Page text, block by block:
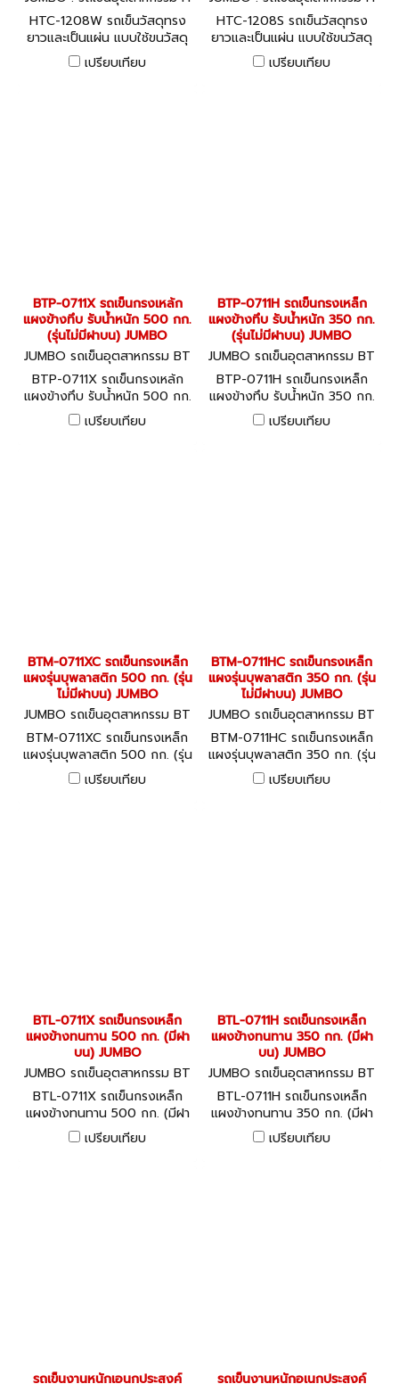
TC-1208W
HTC-1208W รถเข็นวัสดุทรง
ยาวและเป็นแผ่น แบบใช้ขนวัสดุ
แท่งหรือม้วน พื้นไม้ ท่อสี่มุม
JUMBO
เปรียบเทียบ
TC-1208S
HTC-1208S รถเข็นวัสดุทรง
ยาวและเป็นแผ่น แบบใช้ขนวัสดุ
แท่งหรือม้วน พื้นเหล็กลาย ท่อสี่
มุม JUMBO
เปรียบเทียบ
BTP-0711X รถเข็นกรงเหล้ก
แผงข้างทึบ รับน้ำหนัก 500 กก.
(รุ่นไม่มีฝาบน) JUMBO
JUMBO รถเข็นอุตสาหกรรม BT
P-0711X
BTP-0711X รถเข็นกรงเหล้ก
แผงข้างทึบ รับน้ำหนัก 500 กก.
(รุ่นไม่มีฝาบน) JUMBO
เปรียบเทียบ
BTP-0711H รถเข็นกรงเหล็ก
แผงข้างทึบ รับน้ำหนัก 350 กก.
(รุ่นไม่มีฝาบน) JUMBO
JUMBO รถเข็นอุตสาหกรรม BT
P-0711H
BTP-0711H รถเข็นกรงเหล็ก
แผงข้างทึบ รับน้ำหนัก 350 กก.
(รุ่นไม่มีฝาบน) JUMBO
เปรียบเทียบ
BTM-0711XC รถเข็นกรงเหล็ก
แผงรุ่นบุพลาสติก 500 กก. (รุ่น
ไม่มีฝาบน) JUMBO
JUMBO รถเข็นอุตสาหกรรม BT
M-0711XC
BTM-0711XC รถเข็นกรงเหล็ก
แผงรุ่นบุพลาสติก 500 กก. (รุ่น
ไม่มีฝาบน) JUMBO
เปรียบเทียบ
BTM-0711HC รถเข็นกรงเหล็ก
แผงรุ่นบุพลาสติก 350 กก. (รุ่น
ไม่มีฝาบน) JUMBO
JUMBO รถเข็นอุตสาหกรรม BT
M-0711HC
BTM-0711HC รถเข็นกรงเหล็ก
แผงรุ่นบุพลาสติก 350 กก. (รุ่น
ไม่มีฝาบน) JUMBO
เปรียบเทียบ
BTL-0711X รถเข็นกรงเหล็ก
แผงข้างทนทาน 500 กก. (มีฝา
บน) JUMBO
JUMBO รถเข็นอุตสาหกรรม BT
L-0711X
BTL-0711X รถเข็นกรงเหล็ก
แผงข้างทนทาน 500 กก. (มีฝา
บน) JUMBO
เปรียบเทียบ
BTL-0711H รถเข็นกรงเหล็ก
แผงข้างทนทาน 350 กก. (มีฝา
บน) JUMBO
JUMBO รถเข็นอุตสาหกรรม BT
L-0711H
BTL-0711H รถเข็นกรงเหล็ก
แผงข้างทนทาน 350 กก. (มีฝา
บน) JUMBO
เปรียบเทียบ
รถเข็นงานหนักเอนกประสงค์
รถเข็นงานหนักอเนกประสงค์